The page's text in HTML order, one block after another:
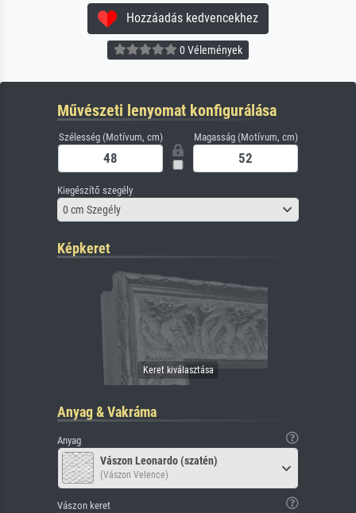
Hozzáadás kedvencekhez
0 Vélemények
Művészeti lenyomat konfigurálása
Szélesség (Motívum, cm) Magasság (Motívum, cm)
Kiegészítő szegély
0 cm Szegély
Képkeret
Anyag & Vakráma
Anyag
Vászon Leonardo (szatén)
(Vászon Velence)
Vászon keret